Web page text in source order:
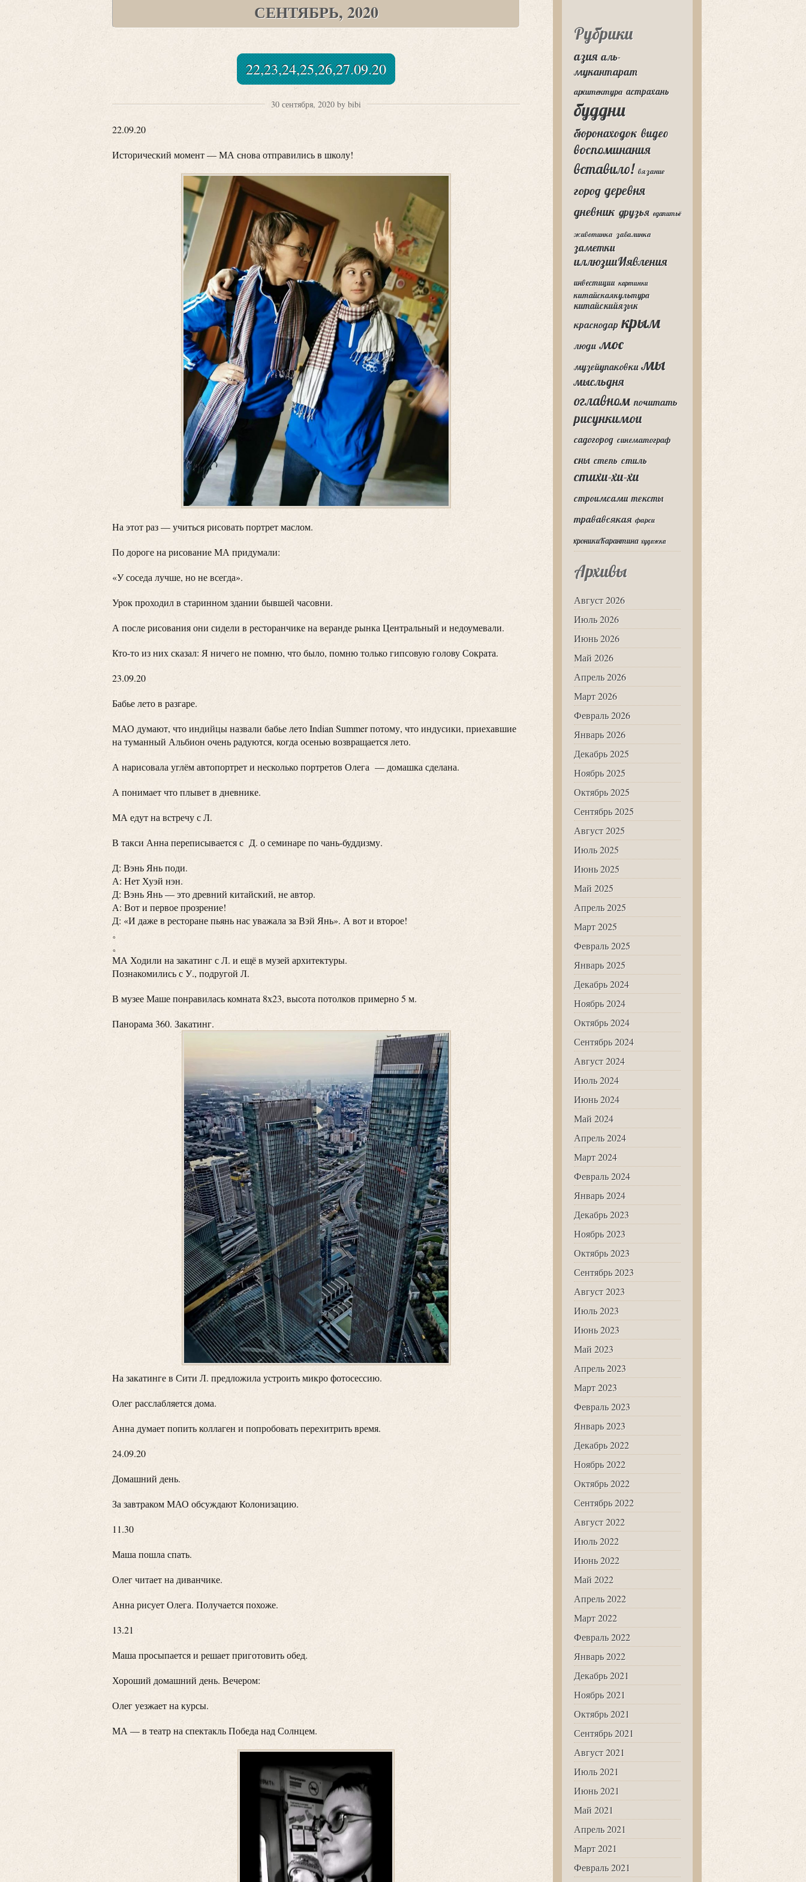
СЕНТЯБРЬ, 2020
22,23,24,25,26,27.09.20
30 сентября, 2020 by bibi
22.09.20
Исторический момент — МА снова отправились в школу!
На этот раз — учиться рисовать портрет маслом.
По дороге на рисование МА придумали:
«У соседа лучше, но не всегда».
Урок проходил в старинном здании бывшей часовни.
А после рисования они сидели в ресторанчике на веранде рынка Центральный и недоумевали.
Кто-то из них сказал: Я ничего не помню, что было, помню только гипсовую голову Сократа.
23.09.20
Бабье лето в разгаре.
МАО думают, что индийцы назвали бабье лето Indian Summer потому, что индусики, приехавшие
на туманный Альбион очень радуются, когда осенью возвращается лето.
А нарисовала углём автопортрет и несколько портретов Олега — домашка сделана.
А понимает что плывет в дневнике.
МА едут на встречу с Л.
В такси Анна переписывается с Д. о семинаре по чань-буддизму.
Д: Вэнь Янь поди.
А: Нет Хуэй нэн.
Д: Вэнь Янь — это древний китайский, не автор.
А: Вот и первое прозрение!
Д: «И даже в ресторане пьянь нас уважала за Вэй Янь». А вот и второе!
。
。
МА Ходили на закатинг с Л. и ещё в музей архитектуры.
Познакомились с У., подругой Л.
В музее Маше понравилась комната 8х23, высота потолков примерно 5 м.
Панорама 360. Закатинг.
На закатинге в Сити Л. предложила устроить микро фотосессию.
Олег расслабляется дома.
Анна думает попить коллаген и попробовать перехитрить время.
24.09.20
Домашний день.
За завтраком МАО обсуждают Колонизацию.
11.30
Маша пошла спать.
Олег читает на диванчике.
Анна рисует Олега. Получается похоже.
13.21
Маша просыпается и решает приготовить обед.
Хороший домашний день. Вечером:
Олег уезжает на курсы.
МА — в театр на спектакль Победа над Солнцем.
Рубрики
азия аль-
мукантарат
архитектура астрахань
буддни
бюронаходок видео
воспоминания
вставило! вязание
город деревня
дневник друзья едапитьё
животинка завалинка
заметки
иллюзииИявления
инвестиции картинки
китайскаякультура
китайскийязык
краснодар крым
люди мос
музейупаковки мы
мысльдня
оглавном почитать
рисункимои
садогород синематограф
сны степь стиль
стихи-хи-хи
строимсами тексты
трававсякая фарси
хроникиКарантина художка
Архивы
Август 2026
Июль 2026
Июнь 2026
Май 2026
Апрель 2026
Март 2026
Февраль 2026
Январь 2026
Декабрь 2025
Ноябрь 2025
Октябрь 2025
Сентябрь 2025
Август 2025
Июль 2025
Июнь 2025
Май 2025
Апрель 2025
Март 2025
Февраль 2025
Январь 2025
Декабрь 2024
Ноябрь 2024
Октябрь 2024
Сентябрь 2024
Август 2024
Июль 2024
Июнь 2024
Май 2024
Апрель 2024
Март 2024
Февраль 2024
Январь 2024
Декабрь 2023
Ноябрь 2023
Октябрь 2023
Сентябрь 2023
Август 2023
Июль 2023
Июнь 2023
Май 2023
Апрель 2023
Март 2023
Февраль 2023
Январь 2023
Декабрь 2022
Ноябрь 2022
Октябрь 2022
Сентябрь 2022
Август 2022
Июль 2022
Июнь 2022
Май 2022
Апрель 2022
Март 2022
Февраль 2022
Январь 2022
Декабрь 2021
Ноябрь 2021
Октябрь 2021
Сентябрь 2021
Август 2021
Июль 2021
Июнь 2021
Май 2021
Апрель 2021
Март 2021
Февраль 2021